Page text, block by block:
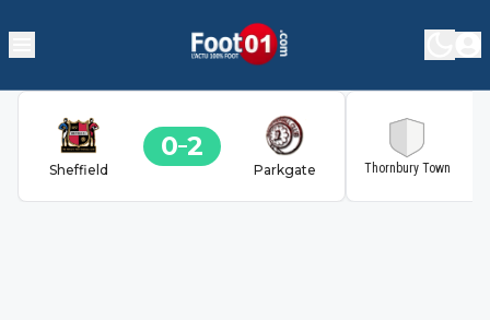
Sheffield
0 2
Parkgate Thornbury Town